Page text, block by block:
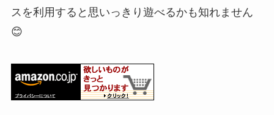
スを利用すると思いっきり遊べるかも知れません
😊